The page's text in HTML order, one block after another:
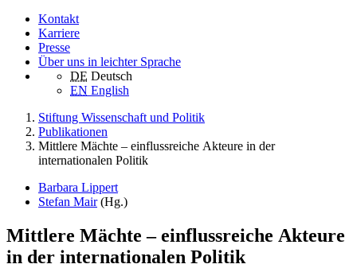
Kontakt
Karriere
Presse
Über uns in leichter Sprache
DE Deutsch
EN English
Stiftung Wissenschaft und Politik
Publikationen
Mittlere Mächte – einflussreiche Akteure in der
internationalen Politik
Barbara Lippert
Stefan Mair(Hg.)
Mittlere Mächte – einflussreiche Akteure
in der internationalen Politik